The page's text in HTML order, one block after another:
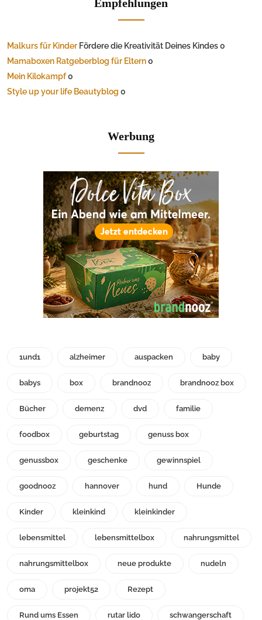
Empfehlungen
Malkurs für Kinder Fördere die Kreativität Deines Kindes 0
Mamaboxen Ratgeberblog für Eltern0
Mein Kilokampf0
Style up your life Beautyblog 0
Werbung
1und1 alzheimer auspacken baby
babys box brandnooz brandnooz box
Bücher demenz dvd familie
foodbox geburtstag genuss box
genussbox geschenke gewinnspiel
goodnooz hannover hund Hunde
Kinder kleinkind kleinkinder
lebensmittel lebensmittelbox nahrungsmittel
nahrungsmittelbox neue produkte nudeln
oma projekt52 Rezept
Rund ums Essen rutar lido schwangerschaft